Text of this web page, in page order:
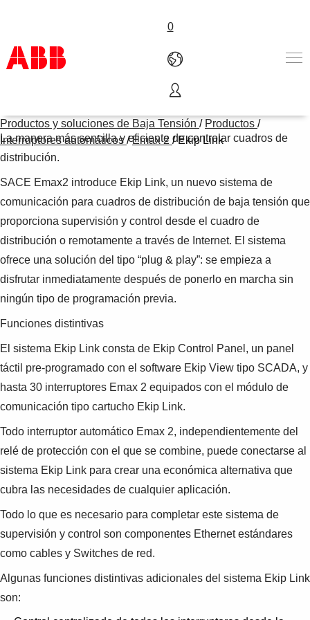
0
Productos & Soluciones
Industrias
Servicios
Sobre ABB
Dónde comprar
Contáctanos
Carreras
Productos y soluciones de Baja Tensión / Productos /
Interruptores automáticos/Emax 2 /Ekip Link
La manera más sencilla y eficiente de controlar cuadros de
distribución.
SACE Emax2 introduce Ekip Link, un nuevo sistema de
comunicación para cuadros de distribución de baja tensión que
proporciona supervisión y control desde el cuadro de
distribución o remotamente a través de Internet. El sistema
ofrece una solución del tipo “plug & play”: se empieza a
disfrutar inmediatamente después de ponerlo en marcha sin
ningún tipo de programación previa.
Funciones distintivas
El sistema Ekip Link consta de Ekip Control Panel, un panel
táctil pre-programado con el software Ekip View tipo SCADA, y
hasta 30 interruptores Emax 2 equipados con el módulo de
comunicación tipo cartucho Ekip Link.
Todo interruptor automático Emax 2, independientemente del
relé de protección con el que se combine, puede conectarse al
sistema Ekip Link para crear una económica alternativa que
cubra las necesidades de cualquier aplicación.
Todo lo que es necesario para completar este sistema de
supervisión y control son componentes Ethernet estándares
como cables y Switches de red.
Algunas funciones distintivas adicionales del sistema Ekip Link
son: